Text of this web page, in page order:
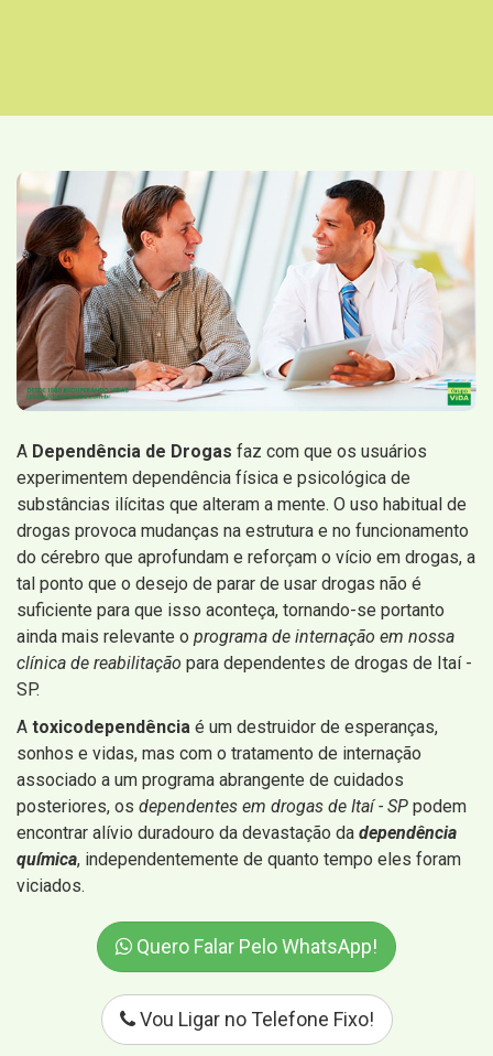
A Dependência de Drogas faz com que os usuários
experimentem dependência física e psicológica de
substâncias ilícitas que alteram a mente. O uso habitual de
drogas provoca mudanças na estrutura e no funcionamento
do cérebro que aprofundam e reforçam o vício em drogas, a
tal ponto que o desejo de parar de usar drogas não é
suficiente para que isso aconteça, tornando-se portanto
ainda mais relevante o programa de internação em nossa
clínica de reabilitação para dependentes de drogas de Itaí -
SP.
A toxicodependência é um destruidor de esperanças,
sonhos e vidas, mas com o tratamento de internação
associado a um programa abrangente de cuidados
posteriores, os dependentes em drogas de Itaí - SP podem
encontrar alívio duradouro da devastação da dependência
química, independentemente de quanto tempo eles foram
viciados.
Quero Falar Pelo WhatsApp!
Vou Ligar no Telefone Fixo!